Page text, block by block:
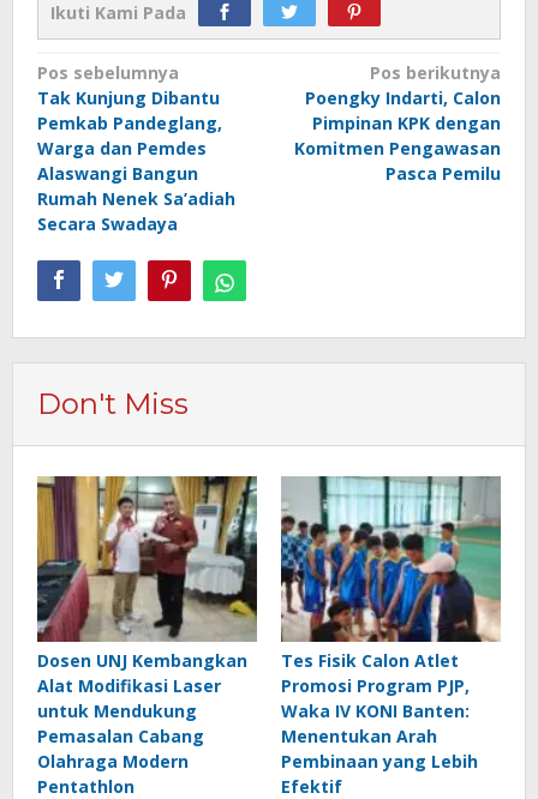
Ikuti Kami Pada
Navigasi
pos
Pos sebelumnya
Tak Kunjung Dibantu
Pemkab Pandeglang,
Warga dan Pemdes
Alaswangi Bangun
Rumah Nenek Sa’adiah
Secara Swadaya
Pos berikutnya
Poengky Indarti, Calon
Pimpinan KPK dengan
Komitmen Pengawasan
Pasca Pemilu
Don't Miss
Dosen UNJ Kembangkan
Alat Modifikasi Laser
untuk Mendukung
Pemasalan Cabang
Olahraga Modern
Pentathlon
Tes Fisik Calon Atlet
Promosi Program PJP,
Waka IV KONI Banten:
Menentukan Arah
Pembinaan yang Lebih
Efektif